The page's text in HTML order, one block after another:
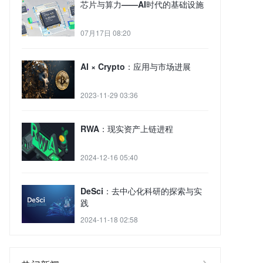
芯片与算力——AI时代的基础设施
07月17日 08:20
AI × Crypto：应用与市场进展
2023-11-29 03:36
RWA：现实资产上链进程
2024-12-16 05:40
DeSci：去中心化科研的探索与实
践
2024-11-18 02:58